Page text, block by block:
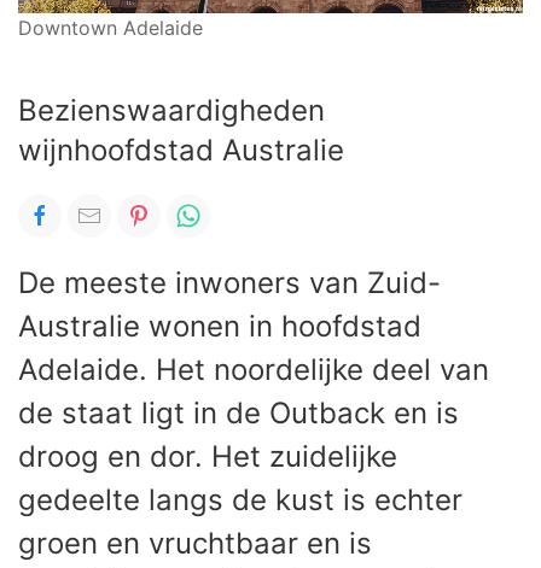
Downtown Adelaide
Bezienswaardigheden
wijnhoofdstad Australie
De meeste inwoners van Zuid-
Australie wonen in hoofdstad
Adelaide. Het noordelijke deel van
de staat ligt in de Outback en is
droog en dor. Het zuidelijke
gedeelte langs de kust is echter
groen en vruchtbaar en is